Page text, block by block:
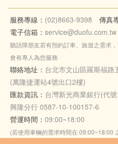
服務專線： (02)8663-9398 傳真
電子信箱： service@duofu.com.tw
聽語障朋友若有預約訂車、旅遊之需求
會有專人為您服務
聯絡地址： 台北市文山區羅斯福路
(萬隆捷運站4號出口2樓)
匯款資訊： 台灣新光商業銀行(代
興隆分行 0587-10-100157-6
營運時間： 09:00~18:00
(若使用車輛的需求時間在 09:00~18:00